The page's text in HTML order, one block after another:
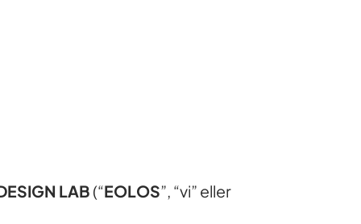
LAB (“EOLOS”, “vi” eller